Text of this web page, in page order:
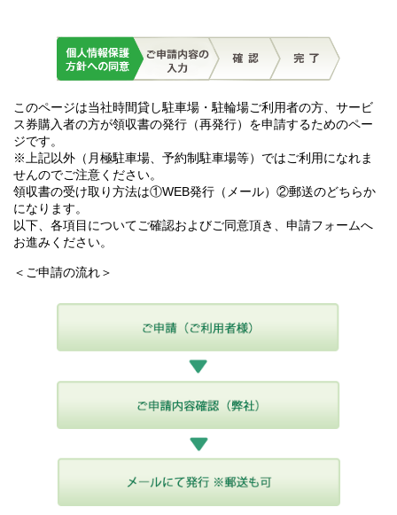
このページは当社時間貸し駐車場・駐輪場ご利用者の方、サービ
ス券購入者の方が領収書の発行（再発行）を申請するためのペー
ジです。
※上記以外（月極駐車場、予約制駐車場等）ではご利用になれま
せんのでご注意ください。
領収書の受け取り方法は①WEB発行（メール）②郵送のどちらか
になります。
以下、各項目についてご確認およびご同意頂き、申請フォームへ
お進みください。
＜ご申請の流れ＞